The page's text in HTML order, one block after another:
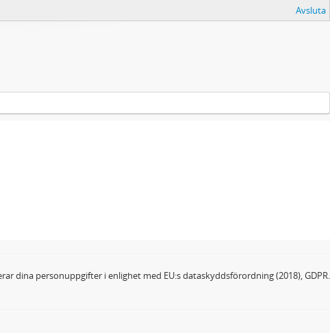
Avsluta
dina personuppgifter i enlighet med EU:s dataskyddsförordning (2018), GDPR.